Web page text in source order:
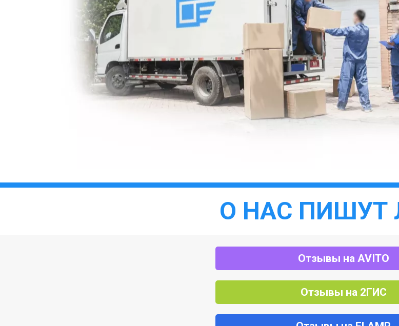
О НАС ПИШУТ
Отзывы на AVITO
Отзывы на 2ГИС